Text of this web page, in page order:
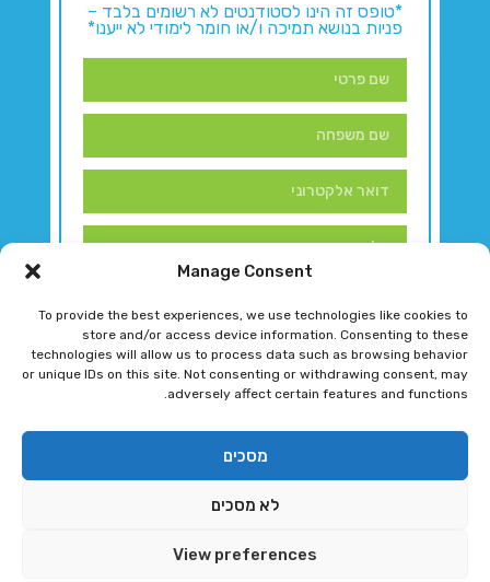
Manage Consent
To provide the best experiences, we use technologies like cookies to
store and/or access device information. Consenting to these
technologies will allow us to process data such as browsing behavior
or unique IDs on this site. Not consenting or withdrawing consent, may
adversely affect certain features and functions.
מסכים
לא מסכים
View preferences
*טופס זה הינו לסטודנטים לא רשומים בלבד –
פניות בנושא תמיכה ו/או חומר לימודי לא ייענו*